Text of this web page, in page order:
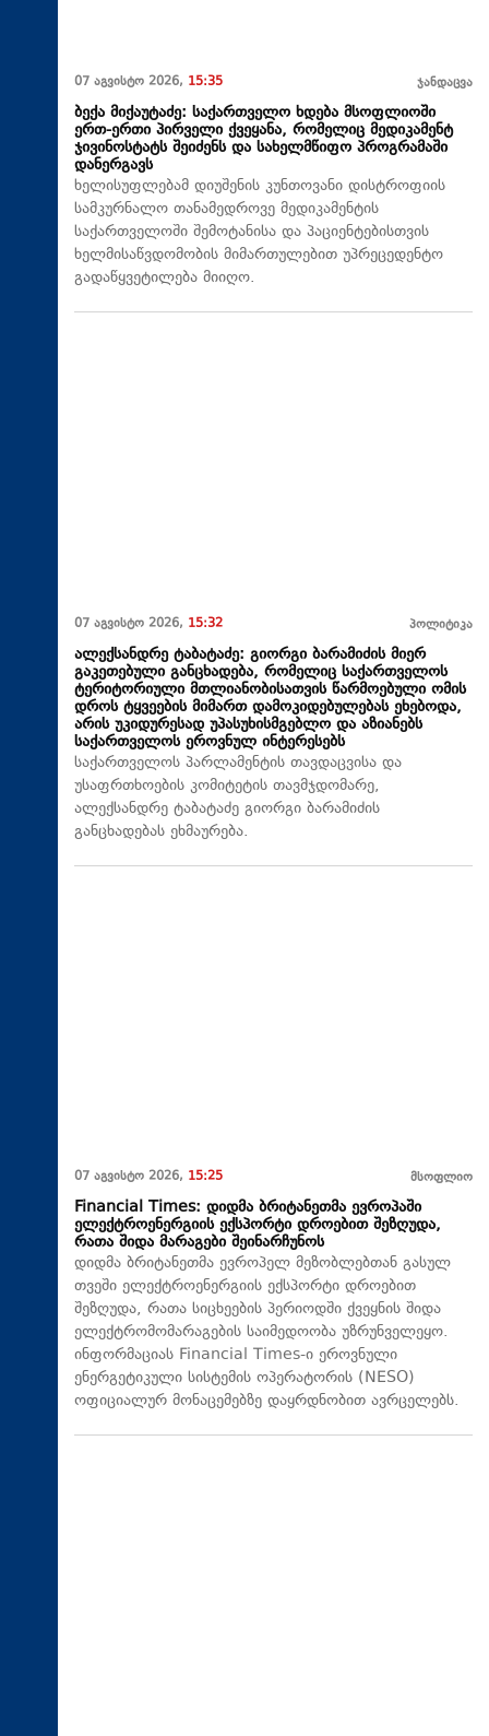
07 აგვისტო 2026, 15:35 ჯანდაცვა
ბექა მიქაუტაძე: საქართველო ხდება მსოფლიოში
ერთ-ერთი პირველი ქვეყანა, რომელიც მედიკამენტ
ჯივინოსტატს შეიძენს და სახელმწიფო პროგრამაში
დანერგავს
ხელისუფლებამ დიუშენის კუნთოვანი დისტროფიის
სამკურნალო თანამედროვე მედიკამენტის
საქართველოში შემოტანისა და პაციენტებისთვის
ხელმისაწვდომობის მიმართულებით უპრეცედენტო
გადაწყვეტილება მიიღო.
07 აგვისტო 2026, 15:32 პოლიტიკა
ალექსანდრე ტაბატაძე: გიორგი ბარამიძის მიერ
გაკეთებული განცხადება, რომელიც საქართველოს
ტერიტორიული მთლიანობისათვის წარმოებული ომის
დროს ტყვეების მიმართ დამოკიდებულებას ეხებოდა,
არის უკიდურესად უპასუხისმგებლო და აზიანებს
საქართველოს ეროვნულ ინტერესებს
საქართველოს პარლამენტის თავდაცვისა და
უსაფრთხოების კომიტეტის თავმჯდომარე,
ალექსანდრე ტაბატაძე გიორგი ბარამიძის
განცხადებას ეხმაურება.
07 აგვისტო 2026, 15:25 მსოფლიო
Financial Times: დიდმა ბრიტანეთმა ევროპაში
ელექტროენერგიის ექსპორტი დროებით შეზღუდა,
რათა შიდა მარაგები შეინარჩუნოს
დიდმა ბრიტანეთმა ევროპელ მეზობლებთან გასულ
თვეში ელექტროენერგიის ექსპორტი დროებით
შეზღუდა, რათა სიცხეების პერიოდში ქვეყნის შიდა
ელექტრომომარაგების საიმედოობა უზრუნველეყო.
ინფორმაციას Financial Times-ი ეროვნული
ენერგეტიკული სისტემის ოპერატორის (NESO)
ოფიციალურ მონაცემებზე დაყრდნობით ავრცელებს.